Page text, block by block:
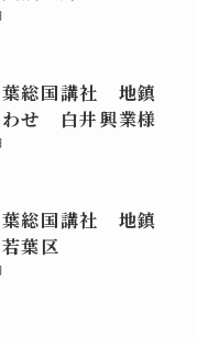
葉総国講社 地鎮
せ 白井興業様
葉総国講社 地鎮
葉区